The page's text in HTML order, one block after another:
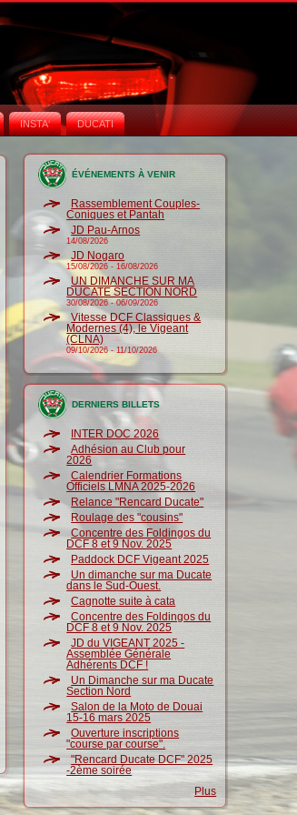
INSTA‘ DUCATI
ÉVÉNEMENTS À VENIR
Rassemblement Couples-
Coniques et Pantah
JD Pau-Arnos
14/08/2026
JD Nogaro
15/08/2026 -16/08/2026
UN DIMANCHE SUR MA
DUCATE SECTION NORD
30/08/2026-06/09/2026
Vitesse DCF Classiques &
Modernes (4), le Vigeant
(CLNA)
09/10/2026-11/10/2026
DERNIERS BILLETS
INTER DOC 2026
Adhésion au Club pour
2026
Calendrier Formations
Officiels LMNA 2025-2026
Relance "Rencard Ducate"
Roulage des "cousins"
Concentre des Foldingos du
DCF 8 et 9 Nov. 2025
Paddock DCF Vigeant 2025
Un dimanche sur ma Ducate
dans le Sud-Ouest.
Cagnotte suite à cata
Concentre des Foldingos du
DCF 8 et 9 Nov. 2025
JD du VIGEANT 2025 -
Assemblée Générale
Adhérents DCF !
Un Dimanche sur ma Ducate
Section Nord
Salon de la Moto de Douai
15-16 mars 2025
Ouverture inscriptions
"course par course".
"Rencard Ducate DCF" 2025
-2ème soirée
Plus